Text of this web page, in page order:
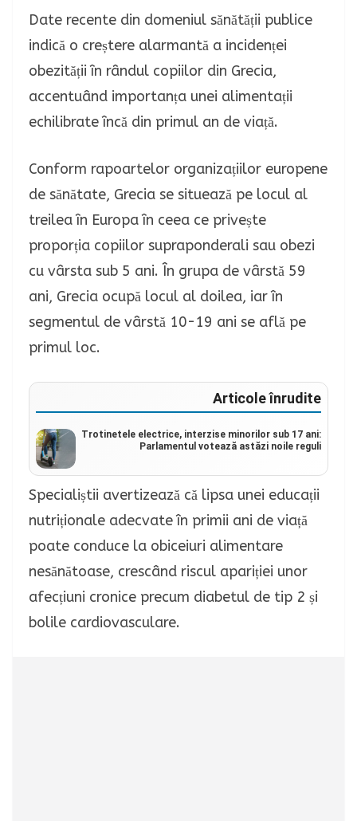
Date recente din domeniul sănătății publice
indică o creștere alarmantă a incidenței
obezității în rândul copiilor din Grecia,
accentuând importanța unei alimentații
echilibrate încă din primul an de viață.
Conform rapoartelor organizațiilor europene
de sănătate, Grecia se situează pe locul al
treilea în Europa în ceea ce privește
proporția copiilor supraponderali sau obezi
cu vârsta sub 5 ani. În grupa de vârstă 59
ani, Grecia ocupă locul al doilea, iar în
segmentul de vârstă 10-19 ani se află pe
primul loc.
Articole înrudite
Trotinetele electrice, interzise minorilor sub 17 ani:
Parlamentul votează astăzi noile reguli
Specialiștii avertizează că lipsa unei educații
nutriționale adecvate în primii ani de viață
poate conduce la obiceiuri alimentare
nesănătoase, crescând riscul apariției unor
afecțiuni cronice precum diabetul de tip 2 și
bolile cardiovasculare.